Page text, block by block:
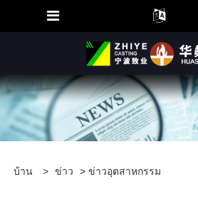
บ้าน > ข่าว > ข่าวอุตสาหกรรม